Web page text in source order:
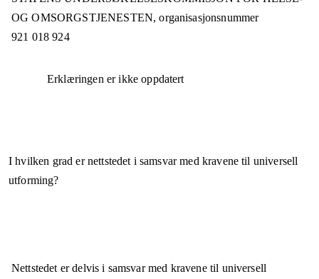
OG OMSORGSTJENESTEN,organisasjonsnummer
921 018 924
Erklæringen er ikke oppdatert
I hvilken grad er nettstedet i samsvar med kravene til universell
utforming?
Nettstedet erdelvis i samsvarmed kravene til universell